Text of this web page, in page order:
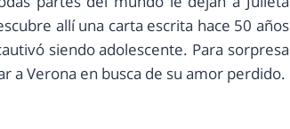
allí una carta escrita hace 50 años
siendo adolescente. Para sorpresa
a Verona en busca de su amor perdido.